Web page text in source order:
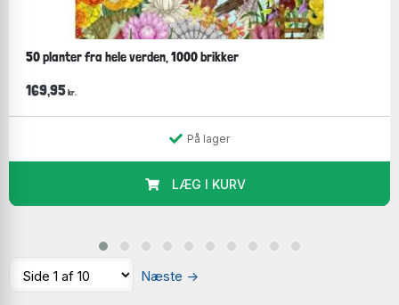
50 planter fra hele verden, 1000 brikker
169,95 kr.
På lager
LÆG I KURV
Næste →